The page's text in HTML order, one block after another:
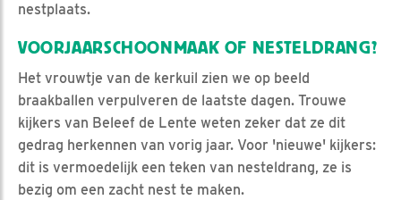
nestplaats.
VOORJAARSCHOONMAAK OF NESTELDRANG?
Het vrouwtje van de kerkuil zien we op beeld
braakballen verpulveren de laatste dagen. Trouwe
kijkers van Beleef de Lente weten zeker dat ze dit
gedrag herkennen van vorig jaar. Voor 'nieuwe' kijkers:
dit is vermoedelijk een teken van nesteldrang, ze is
bezig om een zacht nest te maken.